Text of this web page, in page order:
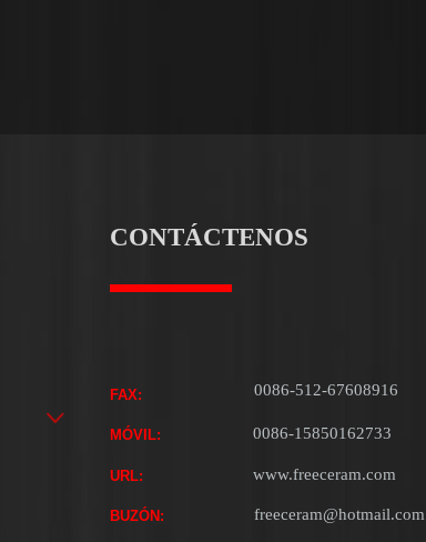
CONTÁCTENOS
FAX: 0086-512-67608916
MÓVIL: 0086-15850162733
URL: www.freeceram.com
BUZÓN: freeceram@hotmail.com